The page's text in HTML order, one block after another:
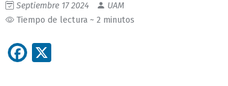
Septiembre 17 2024
UAM
Tiempo de lectura ~ 2 minutos
Facebook